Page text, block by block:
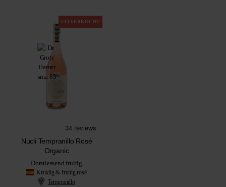
UITVERKOCHT
Nucli Tempranillo Rosé
Organic
Dorstlessend fruitig
Kruidig & fruitig rosé
Tempranillo